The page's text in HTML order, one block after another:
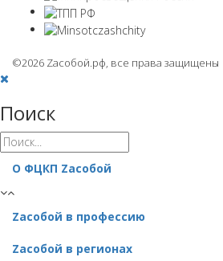
©2026 Zaсобой.рф, все права защищены
Поиск
О ФЦКП Zасобой
Zacобой в профессию
Zaсобой в регионах